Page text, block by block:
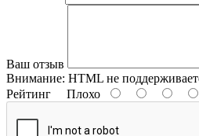
Ваш отзыв
Внимание: HTML не
Рейтинг Плохо